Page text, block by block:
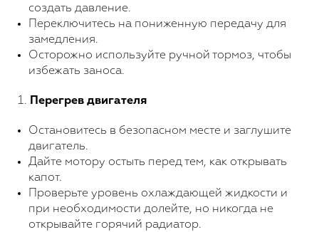
создать давление.
Переключитесь на пониженную передачу для
замедления.
Осторожно используйте ручной тормоз, чтобы
избежать заноса.
Перегрев двигателя
Остановитесь в безопасном месте и заглушите
двигатель.
Дайте мотору остыть перед тем, как открывать
капот.
Проверьте уровень охлаждающей жидкости и
при необходимости долейте, но никогда не
открывайте горячий радиатор.